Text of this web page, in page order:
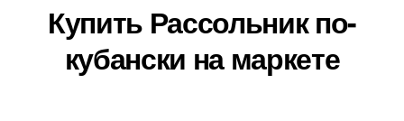
Купить Рассольник по-
кубански на маркете